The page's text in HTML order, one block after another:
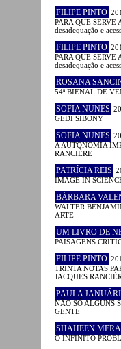
FILIPE PINTO
PARA QUE SERVE
desadequação e
FILIPE PINTO
PARA QUE SERVE
desadequação e
ROSANA
54ª BIENAL DE
SOFIA NUNES
GEDI SIBONY
SOFIA NUNES
A AUTONOMIA
RANCIÈRE
PATRÍCIA REIS
IMAGE IN
BÁRBARA
WALTER
ARTE
UM LIVRO DE
PAISAGENS
FILIPE PINTO
TRINTA NOTAS
JACQUES
PAULA
NÃO SÓ ALGUNS
GENTE
SHAHEEN
O INFINITO